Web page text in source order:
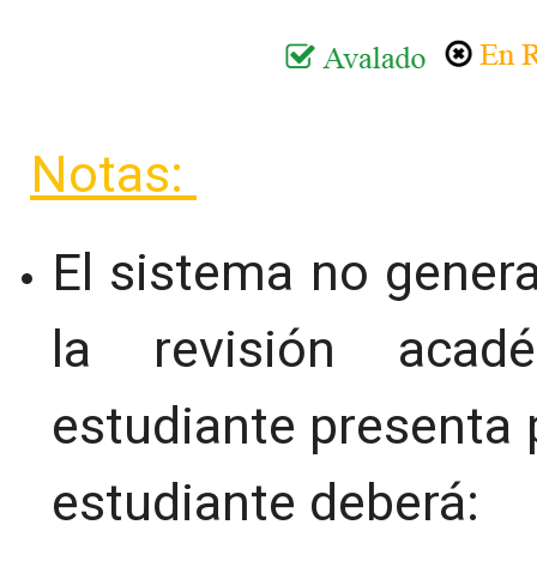
Notas:
El sistema no
la revisión
estudiante presenta
estudiante deberá: